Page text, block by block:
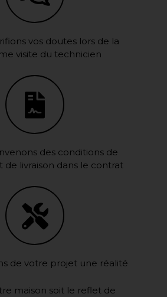
vos doutes lors de la
visite du technicien
des conditions de
de livraison dans le contrat
de votre projet une réalité
maison soit le reflet de